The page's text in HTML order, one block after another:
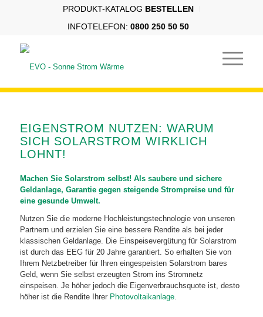
PRODUKT-KATALOG BESTELLEN
INFOTELEFON:0800 250 50 50
EIGENSTROM NUTZEN: WARUM
SICH SOLARSTROM WIRKLICH
LOHNT!
Machen Sie Solarstrom selbst! Als saubere und sichere
Geldanlage, Garantie gegen steigende Strompreise und für
eine gesunde Umwelt.
Nutzen Sie die moderne Hochleistungstechnologie von unseren
Partnern und erzielen Sie eine bessere Rendite als bei jeder
klassischen Geldanlage. Die Einspeisevergütung für Solarstrom
ist durch das EEG für 20 Jahre garantiert. So erhalten Sie von
Ihrem Netzbetreiber für Ihren eingespeisten Solarstrom bares
Geld, wenn Sie selbst erzeugten Strom ins Stromnetz
einspeisen. Je höher jedoch die Eigenverbrauchsquote ist, desto
höher ist die Rendite Ihrer Photovoltaikanlage.